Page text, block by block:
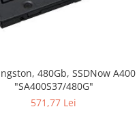
480Gb, SSDNow A400
"SA400S37/480G"
571,77 Lei